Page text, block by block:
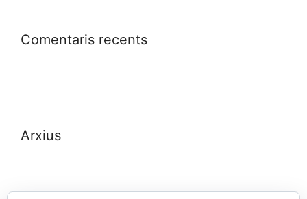
Comentaris recents
Arxius